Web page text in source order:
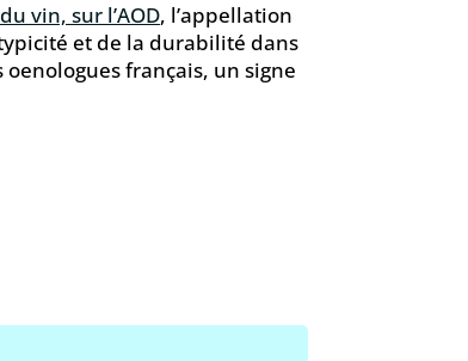
vin, sur l’AOD, l’appellation
et de la durabilité dans
français, un signe